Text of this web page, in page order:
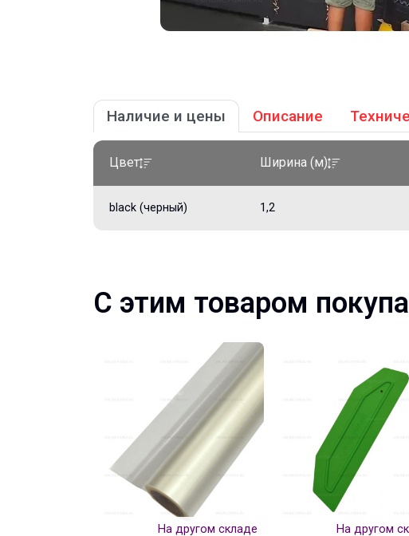
Наличие и цены Описание
Цвет Ширина (м)
black (черный) 1,2
С этим товаром
На другом складе На другом